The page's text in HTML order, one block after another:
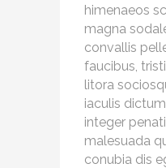
himenaeos
magna
convallis
faucibus,
litora
iaculis
integer
malesuada
conubia dis